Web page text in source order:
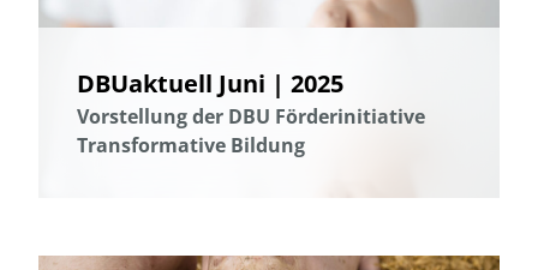
DBUaktuell Juni | 2025
Vorstellung der DBU Förderinitiative
Transformative Bildung